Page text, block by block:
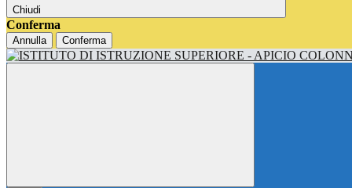
Chiudi
Conferma
Annulla Conferma